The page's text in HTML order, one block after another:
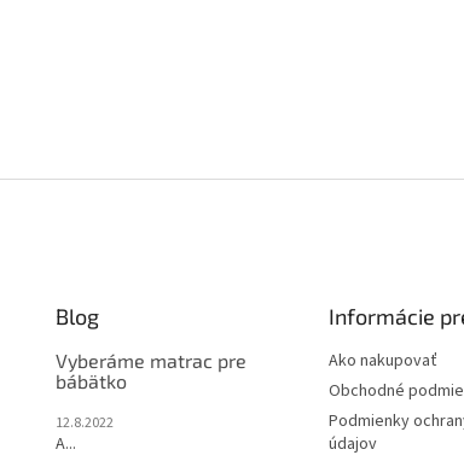
Blog
Vyberáme matrac pre
bábätko
12.8.2022
A...
Informácie
Ako nakupovať
Obchodné
Podmienky
údajov